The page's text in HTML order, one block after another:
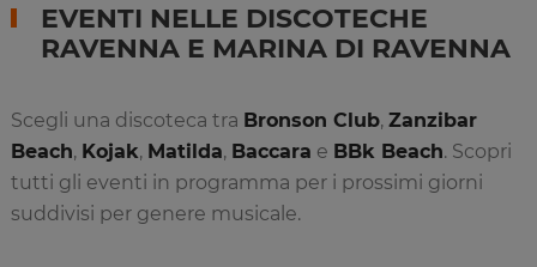
EVENTI NELLE DISCOTECHE
RAVENNA E MARINA DI RAVENNA
Scegli una discoteca tra Bronson Club, Zanzibar
Beach, Kojak, Matilda, Baccara e BBk Beach. Scopri
tutti gli eventi in programma per i prossimi giorni
suddivisi per genere musicale.